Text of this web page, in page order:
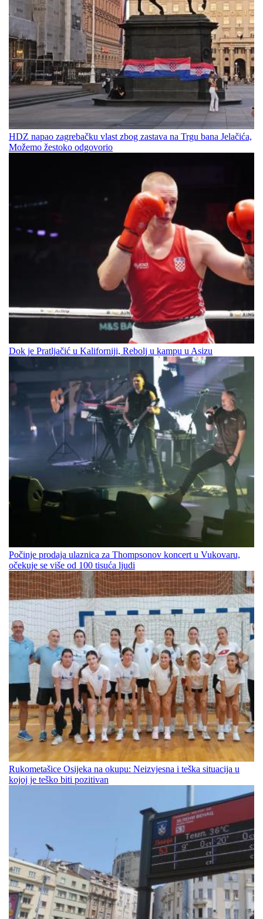
HDZ napao zagrebačku vlast zbog zastava na Trgu bana Jelačića,
Možemo žestoko odgovorio
Dok je Pratljačić u Kaliforniji, Rebolj u kampu u Asizu
Počinje prodaja ulaznica za Thompsonov koncert u Vukovaru,
očekuje se više od 100 tisuća ljudi
Rukometašice Osijeka na okupu: Neizvjesna i teška situacija u
kojoj je teško biti pozitivan